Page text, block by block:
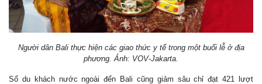
Người dân Bali thực hiện các giao thức y tế trong một buổi lễ ở địa
phương. Ảnh: VOV-Jakarta.
Số du khách nước ngoài đến Bali cũng giảm sâu chỉ đạt 421 lượt